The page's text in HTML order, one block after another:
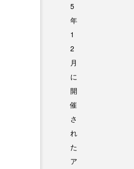
5
年
1
2
月
に
開
催
さ
れ
た
ア